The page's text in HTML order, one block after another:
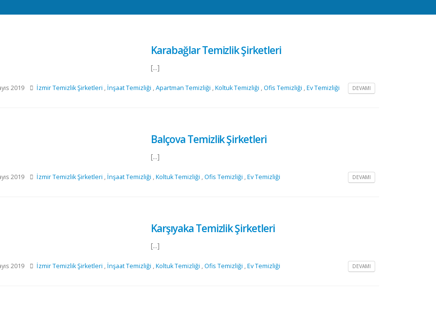
Karabağlar Temizlik Şirketleri
[...]
2019 İzmir Temizlik Şirketleri , İnşaat Temizliği ,Apartman Temizliği ,Koltuk Temizliği ,Ofis Temizliği ,Ev Temizliği DEVAMI
Balçova Temizlik Şirketleri
[...]
2019 İzmir Temizlik Şirketleri , İnşaat Temizliği ,Koltuk Temizliği ,Ofis Temizliği ,Ev Temizliği DEVAMI
Karşıyaka Temizlik Şirketleri
[...]
2019 İzmir Temizlik Şirketleri , İnşaat Temizliği ,Koltuk Temizliği ,Ofis Temizliği ,Ev Temizliği DEVAMI